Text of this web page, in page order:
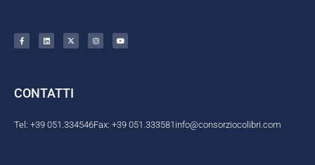
F
a
c
-
f
L
i
n
X
-
t
r
I
n
s
Y
o
u
CONTATTI
Tel: +39 051.334546Fax: +39 051.333581 info@consorziocolibri.com